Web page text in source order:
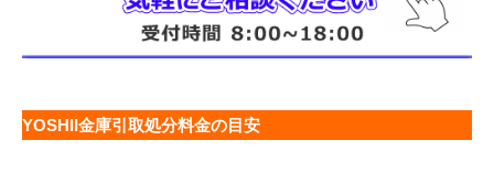
YOSHII金庫引取処分料金の目安